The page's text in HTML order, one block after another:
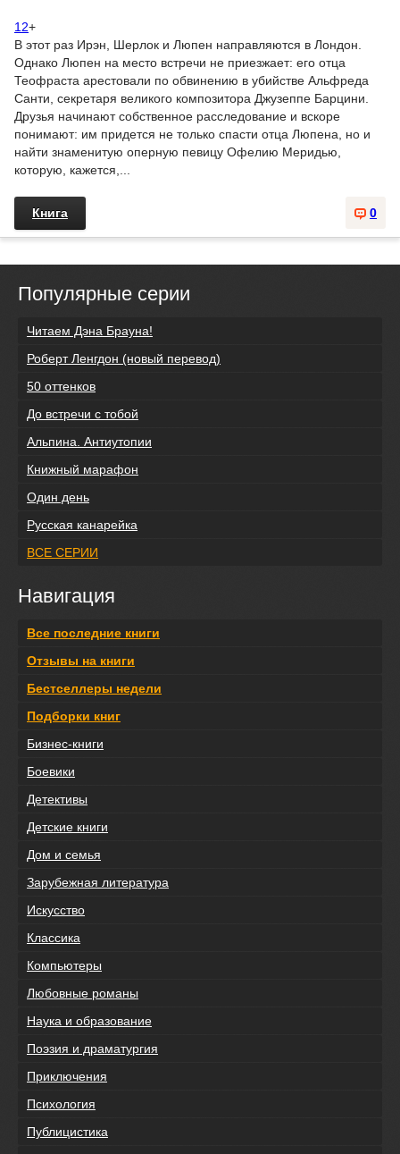
12+
В этот раз Ирэн, Шерлок и Люпен направляются в Лондон.
Однако Люпен на место встречи не приезжает: его отца
Теофраста арестовали по обвинению в убийстве Альфреда
Санти, секретаря великого композитора Джузеппе Барцини.
Друзья начинают собственное расследование и вскоре
понимают: им придется не только спасти отца Люпена, но и
найти знаменитую оперную певицу Офелию Меридью,
которую, кажется,...
0
Книга
Популярные серии
Читаем Дэна Брауна!
Роберт Ленгдон (новый перевод)
50 оттенков
До встречи с тобой
Альпина. Антиутопии
Книжный марафон
Один день
Русская канарейка
ВСЕ СЕРИИ
Навигация
Все последние книги
Отзывы на книги
Бестселлеры недели
Подборки книг
Бизнес-книги
Боевики
Детективы
Детские книги
Дом и семья
Зарубежная литература
Искусство
Классика
Компьютеры
Любовные романы
Наука и образование
Поэзия и драматургия
Приключения
Психология
Публицистика